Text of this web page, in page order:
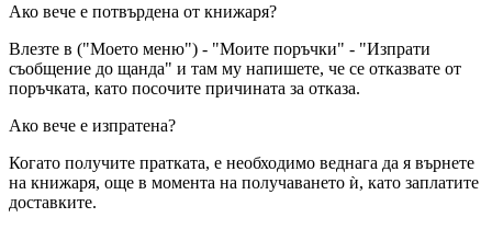
Ако вече е потвърдена от книжаря?
Влезте в ("Моето меню") - "Моите поръчки" - "Изпрати
съобщение до щанда" и там му напишете, че се отказвате от
поръчката, като посочите причината за отказа.
Ако вече е изпратена?
Когато получите пратката, е необходимо веднага да я върнете
на книжаря, още в момента на получаването ѝ, като заплатите
доставките.